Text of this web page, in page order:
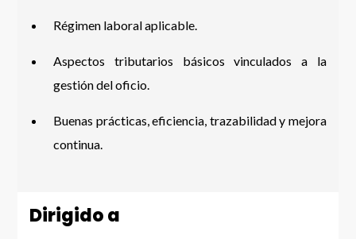
Régimen laboral aplicable.
Aspectos tributarios básicos vinculados a la
gestión del oficio.
Buenas prácticas, eficiencia, trazabilidad y mejora
continua.
Dirigido a